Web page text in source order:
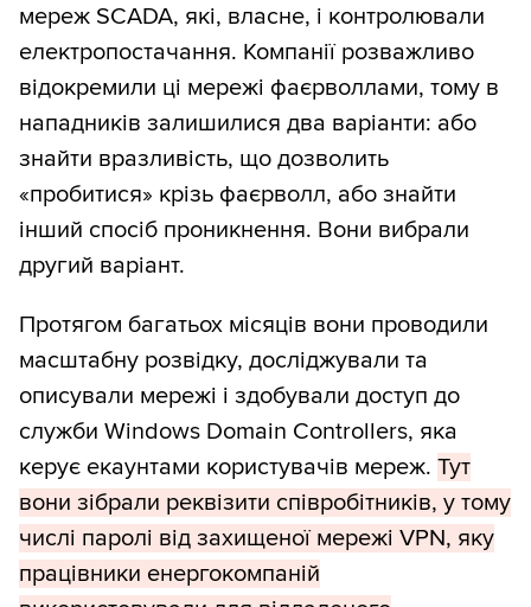
мереж SCADA, які, власне, і контролювали
електропостачання. Компанії розважливо
відокремили ці мережі фаєрволлами, тому в
нападників залишилися два варіанти: або
знайти вразливість, що дозволить
«пробитися» крізь фаєрволл, або знайти
інший спосіб проникнення. Вони вибрали
другий варіант.
Протягом багатьох місяців вони проводили
масштабну розвідку, досліджували та
описували мережі і здобували доступ до
служби Windows Domain Controllers, яка
керує екаунтами користувачів мереж. Тут
вони зібрали реквізити співробітників, у тому
числі паролі від захищеної мережі VPN, яку
працівники енергокомпаній